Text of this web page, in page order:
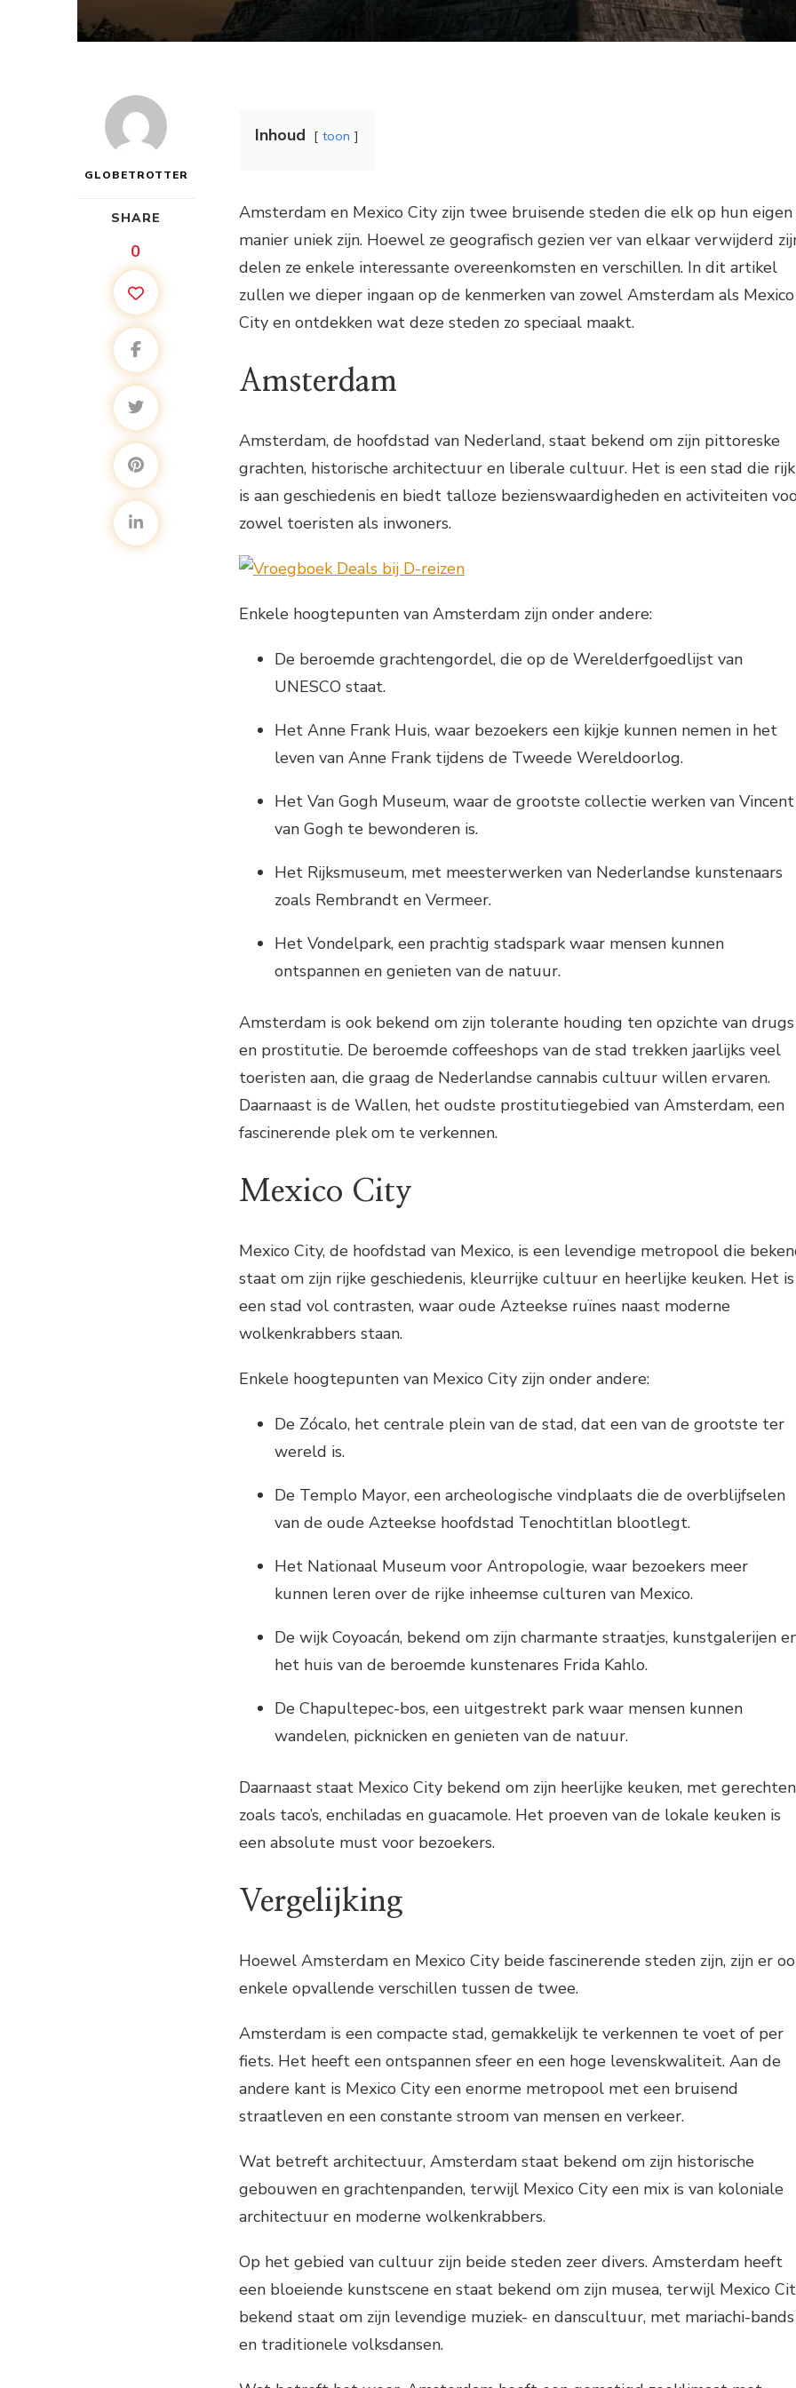
GLOBETROTTER
SHARE
0
Inhoud toon
Amsterdam en Mexico City zijn twee bruisende steden die elk op hun eigen
manier uniek zijn. Hoewel ze geografisch gezien ver van elkaar verwijderd
delen ze enkele interessante overeenkomsten en verschillen. In dit artikel
zullen we dieper ingaan op de kenmerken van zowel Amsterdam als Mexico
City en ontdekken wat deze steden zo speciaal maakt.
Amsterdam
Amsterdam, de hoofdstad van Nederland, staat bekend om zijn pittoreske
grachten, historische architectuur en liberale cultuur. Het is een stad die rijk
is aan geschiedenis en biedt talloze bezienswaardigheden en activiteiten
zowel toeristen als inwoners.
Enkele hoogtepunten van Amsterdam zijn onder andere:
De beroemde grachtengordel, die op de Werelderfgoedlijst van
UNESCO staat.
Het Anne Frank Huis, waar bezoekers een kijkje kunnen nemen in het
leven van Anne Frank tijdens de Tweede Wereldoorlog.
Het Van Gogh Museum, waar de grootste collectie werken van Vincent
van Gogh te bewonderen is.
Het Rijksmuseum, met meesterwerken van Nederlandse kunstenaars
zoals Rembrandt en Vermeer.
Het Vondelpark, een prachtig stadspark waar mensen kunnen
ontspannen en genieten van de natuur.
Amsterdam is ook bekend om zijn tolerante houding ten opzichte van drugs
en prostitutie. De beroemde coffeeshops van de stad trekken jaarlijks veel
toeristen aan, die graag de Nederlandse cannabis cultuur willen ervaren.
Daarnaast is de Wallen, het oudste prostitutiegebied van Amsterdam, een
fascinerende plek om te verkennen.
Mexico City
Mexico City, de hoofdstad van Mexico, is een levendige metropool die
staat om zijn rijke geschiedenis, kleurrijke cultuur en heerlijke keuken. Het is
een stad vol contrasten, waar oude Azteekse ruïnes naast moderne
wolkenkrabbers staan.
Enkele hoogtepunten van Mexico City zijn onder andere:
De Zócalo, het centrale plein van de stad, dat een van de grootste ter
wereld is.
De Templo Mayor, een archeologische vindplaats die de overblijfselen
van de oude Azteekse hoofdstad Tenochtitlan blootlegt.
Het Nationaal Museum voor Antropologie, waar bezoekers meer
kunnen leren over de rijke inheemse culturen van Mexico.
De wijk Coyoacán, bekend om zijn charmante straatjes, kunstgalerijen
het huis van de beroemde kunstenares Frida Kahlo.
De Chapultepec-bos, een uitgestrekt park waar mensen kunnen
wandelen, picknicken en genieten van de natuur.
Daarnaast staat Mexico City bekend om zijn heerlijke keuken, met gerechten
zoals taco’s, enchiladas en guacamole. Het proeven van de lokale keuken is
een absolute must voor bezoekers.
Vergelijking
Hoewel Amsterdam en Mexico City beide fascinerende steden zijn, zijn er
enkele opvallende verschillen tussen de twee.
Amsterdam is een compacte stad, gemakkelijk te verkennen te voet of per
fiets. Het heeft een ontspannen sfeer en een hoge levenskwaliteit. Aan de
andere kant is Mexico City een enorme metropool met een bruisend
straatleven en een constante stroom van mensen en verkeer.
Wat betreft architectuur, Amsterdam staat bekend om zijn historische
gebouwen en grachtenpanden, terwijl Mexico City een mix is van koloniale
architectuur en moderne wolkenkrabbers.
Op het gebied van cultuur zijn beide steden zeer divers. Amsterdam heeft
een bloeiende kunstscene en staat bekend om zijn musea, terwijl Mexico
bekend staat om zijn levendige muziek- en danscultuur, met mariachi-bands
en traditionele volksdansen.